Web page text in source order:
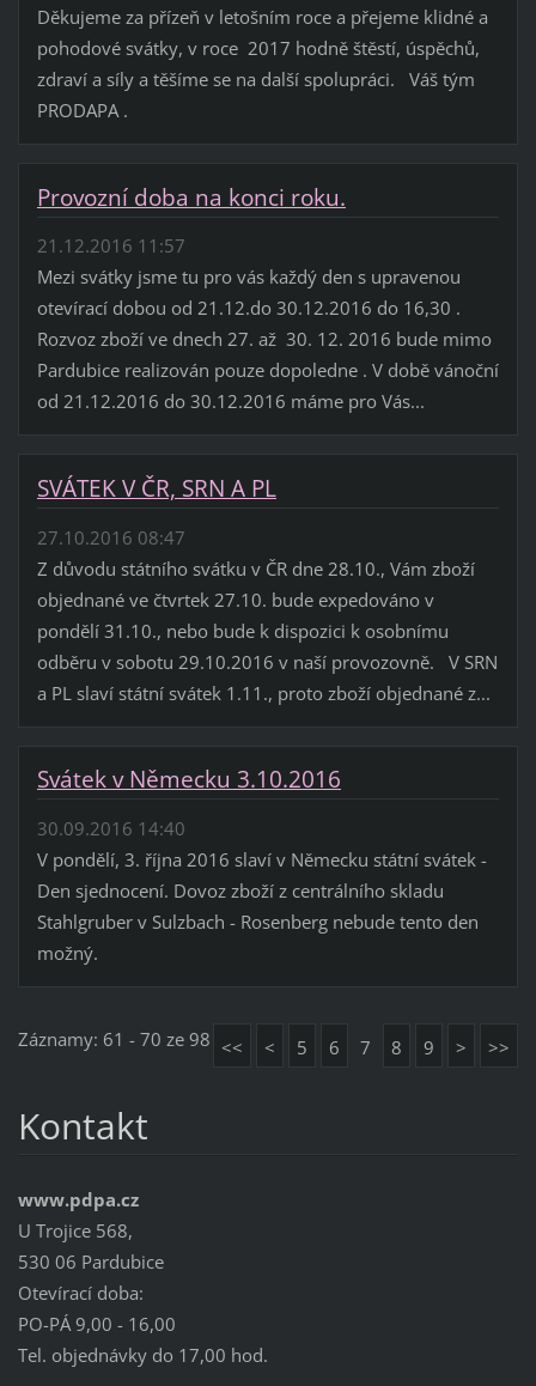
Děkujeme za přízeň v letošním roce a přejeme klidné a
pohodové svátky, v roce 2017 hodně štěstí, úspěchů,
zdraví a síly a těšíme se na další spolupráci. Váš tým
PRODAPA .
Provozní doba na konci roku.
21.12.2016 11:57
Mezi svátky jsme tu pro vás každý den s upravenou
otevírací dobou od 21.12.do 30.12.2016 do 16,30 .
Rozvoz zboží ve dnech 27. až 30. 12. 2016 bude mimo
Pardubice realizován pouze dopoledne . V době vánoční
od 21.12.2016 do 30.12.2016 máme pro Vás...
SVÁTEK V ČR, SRN A PL
27.10.2016 08:47
Z důvodu státního svátku v ČR dne 28.10., Vám zboží
objednané ve čtvrtek 27.10. bude expedováno v
pondělí 31.10., nebo bude k dispozici k osobnímu
odběru v sobotu 29.10.2016 v naší provozovně. V SRN
a PL slaví státní svátek 1.11., proto zboží objednané z...
Svátek v Německu 3.10.2016
30.09.2016 14:40
V pondělí, 3. října 2016 slaví v Německu státní svátek -
Den sjednocení. Dovoz zboží z centrálního skladu
Stahlgruber v Sulzbach - Rosenberg nebude tento den
možný.
Záznamy: 61 - 70 ze 98 << < 5 6 7 8 9 > >>
Kontakt
www.pdpa.cz
U Trojice 568,
530 06 Pardubice
Otevírací doba:
PO-PÁ 9,00 - 16,00
Tel. objednávky do 17,00 hod.